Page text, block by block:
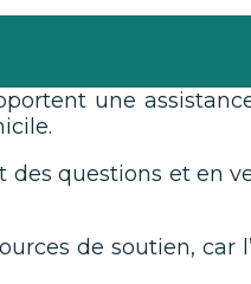
une
questions et en
de soutien,